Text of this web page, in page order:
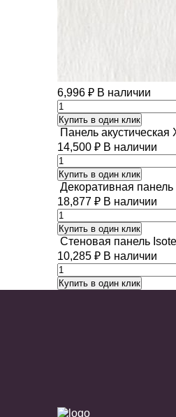
6,996 ₽ В наличии
Купить в один клик
Панель
14,500 ₽ В наличии
Купить в один клик
Декоративная
18,877 ₽ В наличии
Купить в один клик
Стеновая панель
10,285 ₽ В наличии
Купить в один клик